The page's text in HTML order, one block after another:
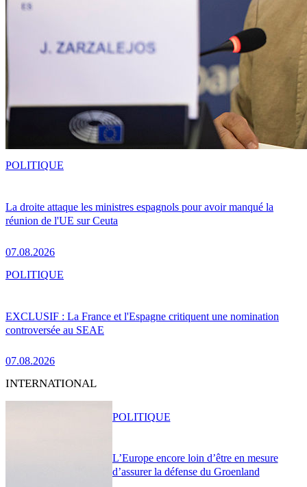
La droite attaque les ministres espagnols pour avoir manqué la
réunion de l'UE sur Ceuta
07.08.2026
POLITIQUE
EXCLUSIF : La France et l'Espagne critiquent une nomination
controversée au SEAE
07.08.2026
POLITIQUE
INTERNATIONAL
L’Europe encore loin d’être en mesure
d’assurer la défense du Groenland
POLITIQUE